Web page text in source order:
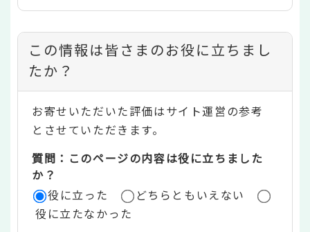
コ
ン
テ
ン
ツ
評
価
この情報は皆さまのお役に立ちまし
たか？
お寄せいただいた評価はサイト運営の参考
とさせていただきます。
質問：このページの内容は役に立ちました
か？
役に立った
どちらともいえない
役に立たなかった